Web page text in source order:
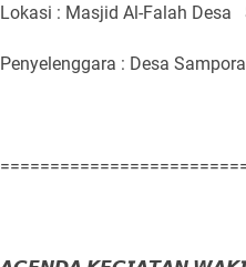
Lokasi : Masjid Al-Falah Desa
Penyelenggara : Desa